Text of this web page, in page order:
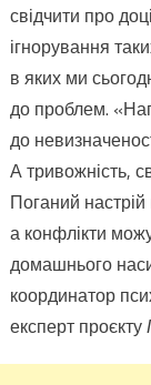
свідчити про
ігнорування
в яких ми
до проблем.
до
А тривожність,
Поганий
а конфлікти
домашнього
координатор
експерт проєкту